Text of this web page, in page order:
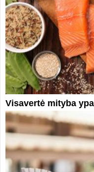
Visavertė mityba